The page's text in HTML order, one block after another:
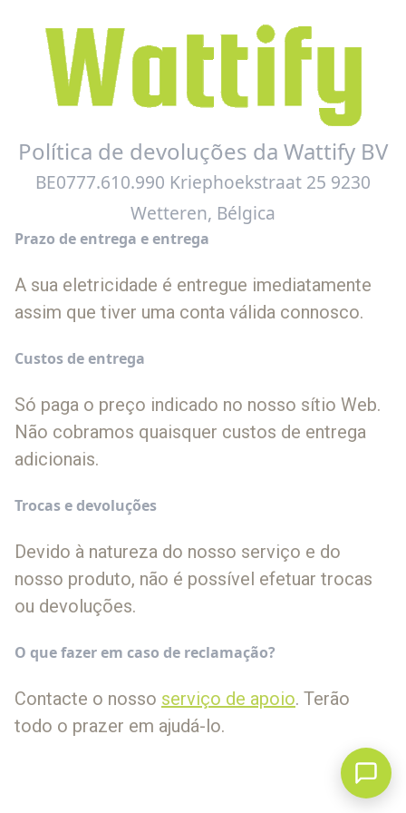
Política de devoluções da Wattify BV
BE0777.610.990 Kriephoekstraat 25 9230
Wetteren, Bélgica
Prazo de entrega e entrega
A sua eletricidade é entregue imediatamente
assim que tiver uma conta válida connosco.
Custos de entrega
Só paga o preço indicado no nosso sítio Web.
Não cobramos quaisquer custos de entrega
adicionais.
Trocas e devoluções
Devido à natureza do nosso serviço e do
nosso produto, não é possível efetuar trocas
ou devoluções.
O que fazer em caso de reclamação?
Contacte o nosso serviço de apoio. Terão
todo o prazer em ajudá-lo.